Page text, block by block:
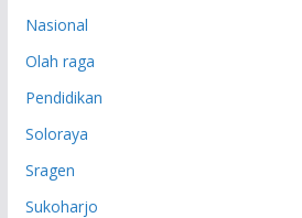
Nasional
Olah raga
Pendidikan
Soloraya
Sragen
Sukoharjo